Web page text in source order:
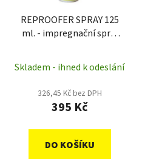
REPROOFER SPRAY 125
ml. - impregnační sprej
Skladem - ihned k odeslání
326,45 Kč bez DPH
395 Kč
DO KOŠÍKU